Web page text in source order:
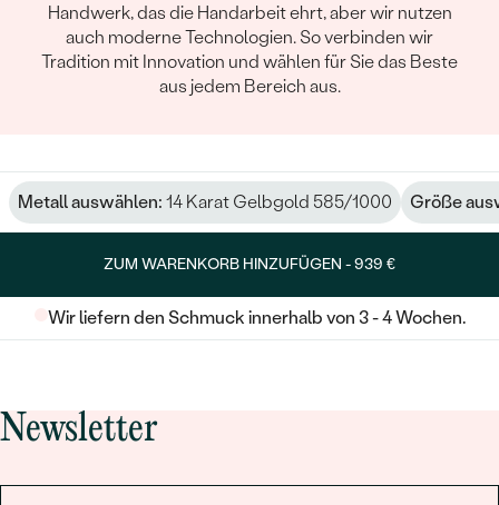
Handwerk, das die Handarbeit ehrt, aber wir nutzen
auch moderne Technologien. So verbinden wir
Tradition mit Innovation und wählen für Sie das Beste
aus jedem Bereich aus.
Metall auswählen: 14 Karat Gelbgold 585/1000 Größe
ZUM WARENKORB HINZUFÜGEN -939 €
Wir liefern den Schmuck innerhalb von 3 - 4 Wochen.
Newsletter